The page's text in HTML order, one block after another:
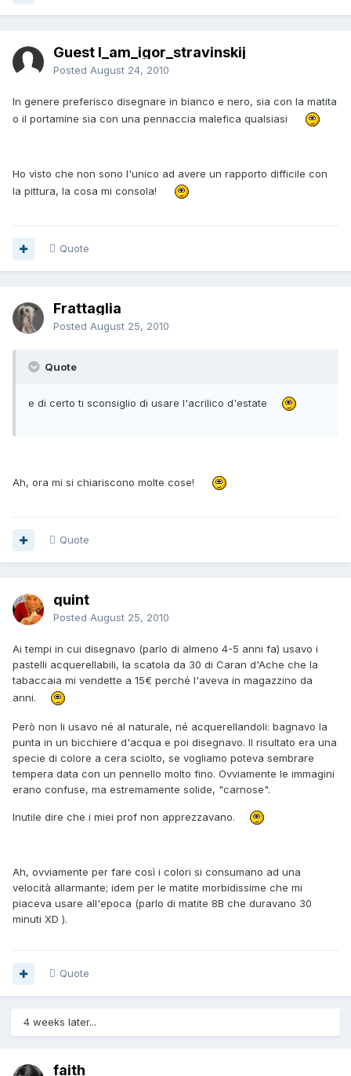
Guest I_am_igor_stravinskij
Posted August 24, 2010
In genere preferisco disegnare in bianco e nero, sia con la matita
o il portamine sia con una pennaccia malefica qualsiasi
Ho visto che non sono l'unico ad avere un rapporto difficile con
la pittura, la cosa mi consola!
Quote
Frattaglia
Posted August 25, 2010
Quote
e di certo ti sconsiglio di usare l'acrilico d'estate
Ah, ora mi si chiariscono molte cose!
Quote
quint
Posted August 25, 2010
Ai tempi in cui disegnavo (parlo di almeno 4-5 anni fa) usavo i
pastelli acquerellabili, la scatola da 30 di Caran d'Ache che la
tabaccaia mi vendette a 15€ perché l'aveva in magazzino da
anni.
Però non li usavo né al naturale, né acquerellandoli: bagnavo la
punta in un bicchiere d'acqua e poi disegnavo. Il risultato era una
specie di colore a cera sciolto, se vogliamo poteva sembrare
tempera data con un pennello molto fino. Ovviamente le immagini
erano confuse, ma estremamente solide, "carnose".
Inutile dire che i miei prof non apprezzavano.
Ah, ovviamente per fare così i colori si consumano ad una
velocità allarmante; idem per le matite morbidissime che mi
piaceva usare all'epoca (parlo di matite 8B che duravano 30
minuti XD ).
Quote
4 weeks later...
faith